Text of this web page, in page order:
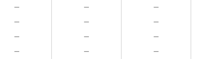
－
－
－
－
－
－
－
－
－
－
－
－